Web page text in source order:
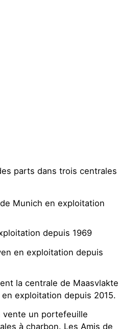
parts dans trois centrales
Munich en exploitation
depuis 1969
en exploitation depuis
la centrale de Maasvlakte
exploitation depuis 2015.
vente un portefeuille
à charbon. Les Amis de